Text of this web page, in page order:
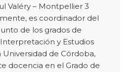
Valéry – Montpellier 3
es coordinador del
de los grados de
y Estudios
Universidad de Córdoba,
docencia en el Grado de